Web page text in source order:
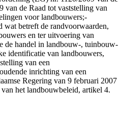
de Raad tot vaststelling van
voor landbouwers;-
wat betreft de randvoorwaarden,
en ter uitvoering van
de handel in landbouw-, tuinbouw-
identificatie van landbouwers,
van een
inrichting van een
Regering van 9 februari 2007
het landbouwbeleid, artikel 4.